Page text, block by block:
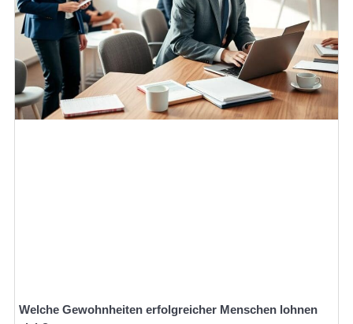
Welche Gewohnheiten erfolgreicher Menschen lohnen